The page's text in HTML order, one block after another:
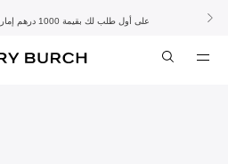
الموسمتسوّقي التشكيلة تشكيلة عيدتسوقي
10% على أول طلب لك بقيمة 1000 درهم إماراتي أو أكثر- الشحن المجاني
- تسوق الآن واستلم في